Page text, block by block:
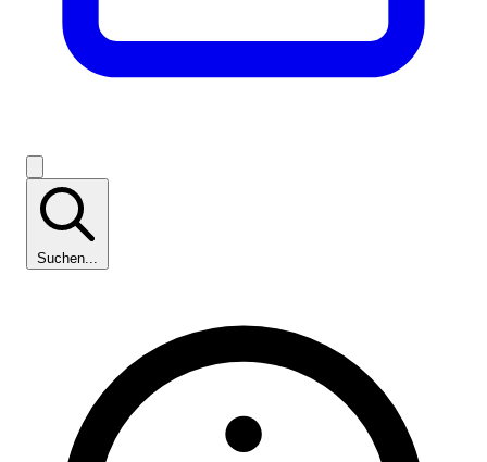
Suchen...